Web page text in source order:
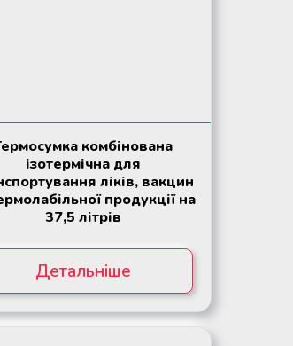
комбінована
ізотермічна для
ліків, вакцин
продукції на
37,5 літрів
Детальніше